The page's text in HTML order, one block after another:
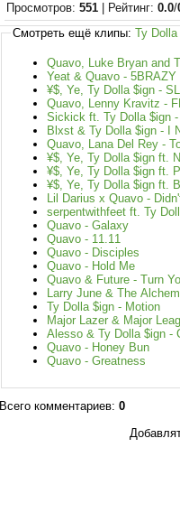
Просмотров: 551 Рейтинг: 0.0/
Смотреть ещё клипы: Ty Dolla
Quavo, Luke Bryan and
Yeat & Quavo - 5BRAZY
¥$, Ye, Ty Dolla $ign -
Quavo, Lenny Kravitz -
Sickick ft. Ty Dolla $ign
Blxst & Ty Dolla $ign - I
Quavo, Lana Del Rey -
¥$, Ye, Ty Dolla $ign ft.
¥$, Ye, Ty Dolla $ign ft.
¥$, Ye, Ty Dolla $ign ft.
Lil Darius x Quavo -
serpentwithfeet ft. Ty
Quavo - Galaxy
Quavo - 11.11
Quavo - Disciples
Quavo - Hold Me
Quavo & Future - Turn
Larry June & The
Ty Dolla $ign - Motion
Major Lazer & Major
Alesso & Ty Dolla $ign -
Quavo - Honey Bun
Quavo - Greatness
Всего комментариев: 0